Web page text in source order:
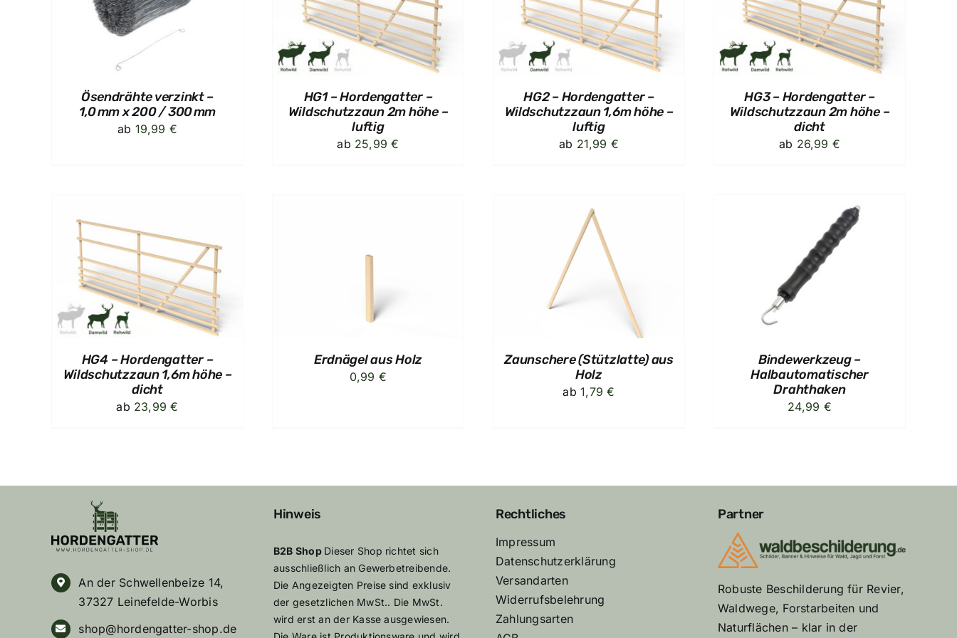
Ösendrähte verzinkt –
1,0 mm x 200 / 300 mm
ab 19,99 €
DETAILS
HG1 – Hordengatter –
Wildschutzzaun 2m höhe –
luftig
ab 25,99€
DETAILS
HG2 – Hordengatter –
Wildschutzzaun 1,6m höhe –
luftig
ab 21,99 €
DETAILS
HG3 – Hordengatter –
Wildschutzzaun 2m höhe –
dicht
ab 26,99 €
HG4 – Hordengatter –
Wildschutzzaun 1,6m höhe –
dicht
ab 23,99€
IN DEN WARENKORB
DETAILS
Erdnägel aus Holz
0,99 €
Zaunschere (Stützlatte) aus
Holz
ab1,79€
IN DEN WARENKORB
DETAILS
Bindewerkzeug –
Halbautomatischer
Drahthaken
24,99 €
An der Schwellenbeize 14,
37327 Leinefelde-Worbis
shop@hordengatter-shop.de
Hinweis
B2B Shop Dieser Shop richtet sich
ausschließlich an Gewerbetreibende.
Die Angezeigten Preise sind exklusiv
der gesetzlichen MwSt.. Die MwSt.
wird erst an der Kasse ausgewiesen.
Rechtliches
Impressum
Datenschutzerklärung
Versandarten
Widerrufsbelehrung
Zahlungsarten
Partner
Robuste Beschilderung für Revier,
Waldwege, Forstarbeiten und
Naturflächen – klar in der